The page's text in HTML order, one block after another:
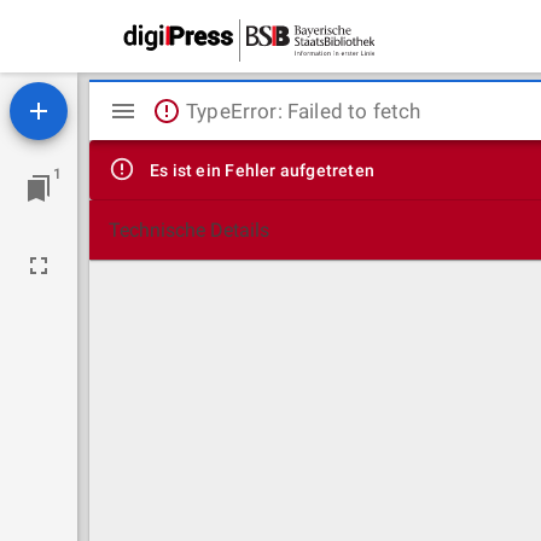
1
Mirador
Viewer
TypeError: Failed to fetch
Es ist ein Fehler aufgetreten
Technische Details